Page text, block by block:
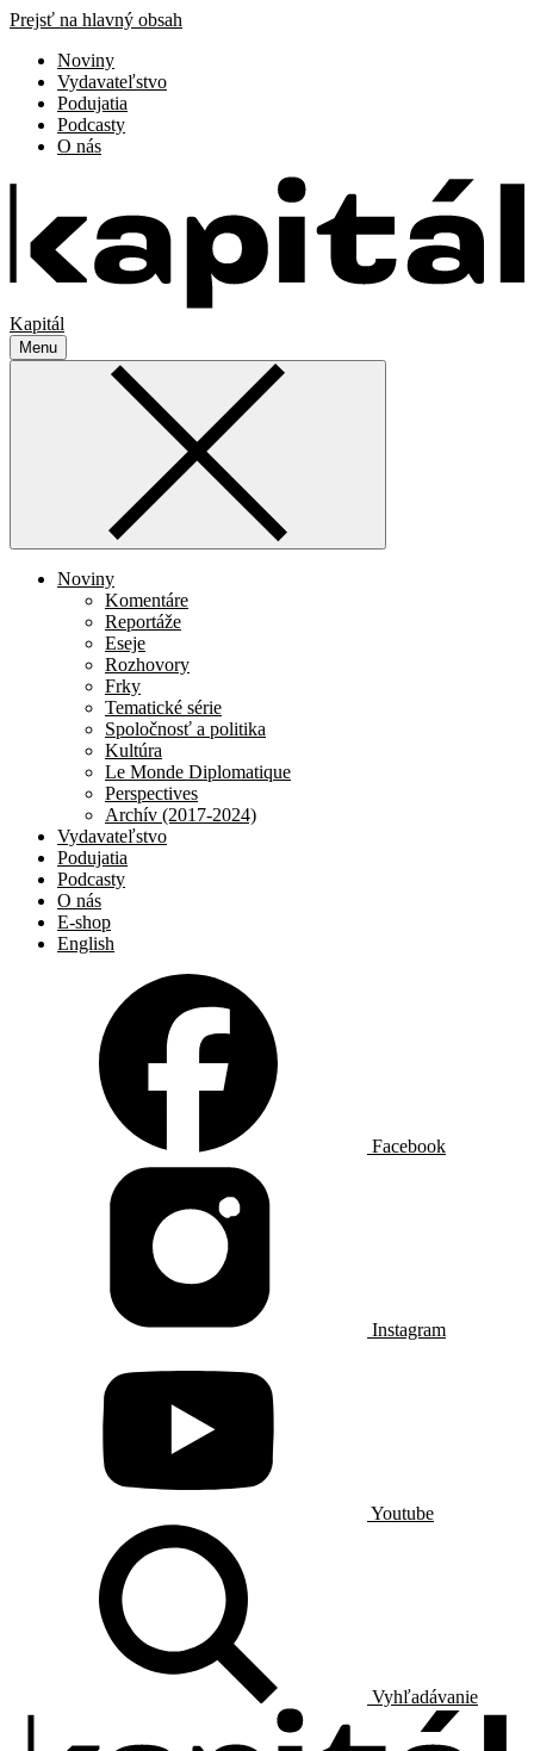
Prejsť na hlavný obsah
Noviny
Vydavateľstvo
Podujatia
Podcasty
O nás
Kapitál
Menu
Noviny
Komentáre
Reportáže
Eseje
Rozhovory
Frky
Tematické série
Spoločnosť a politika
Kultúra
Le Monde Diplomatique
Perspectives
Archív (2017-2024)
Vydavateľstvo
Podujatia
Podcasty
O nás
E-shop
English
Facebook
Instagram
Youtube
Vyhľadávanie